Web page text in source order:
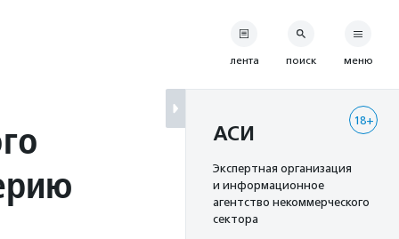
лента поиск меню
18+
АСИ
Экспертная организация
и информационное
агентство некоммерческого
сектора